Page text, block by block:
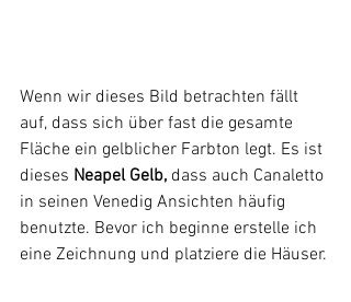
Wenn wir dieses Bild betrachten fällt
auf, dass sich über fast die gesamte
Fläche ein gelblicher Farbton legt. Es ist
dieses Neapel Gelb, dass auch Canaletto
in seinen Venedig Ansichten häufig
benutzte. Bevor ich beginne erstelle ich
eine Zeichnung und platziere die Häuser.